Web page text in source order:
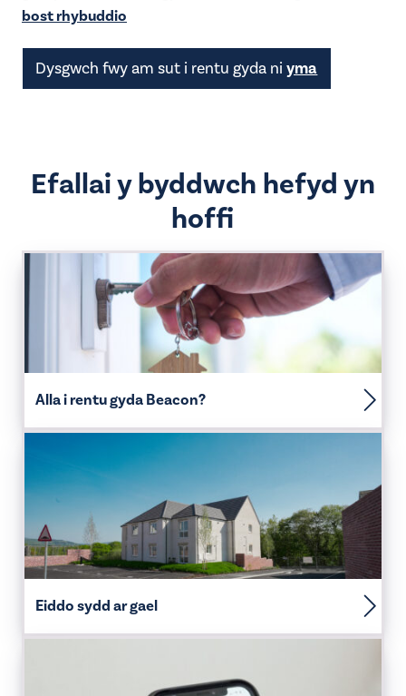
bost rhybuddio
Dysgwch fwy am sut i rentu gyda niyma
Efallai y byddwch hefyd yn
hoffi
Alla i rentu gyda Beacon?
Eiddo sydd ar gael